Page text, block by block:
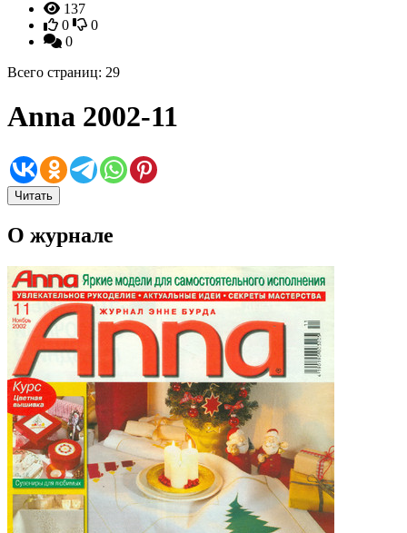
137
0
0
0
Всего страниц: 29
Anna 2002-11
Читать
О журнале